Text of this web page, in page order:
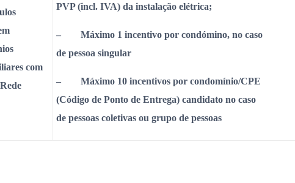
com
PVP (incl. IVA) da instalação elétrica;
– Máximo 1 incentivo por condómino, no caso
de pessoa singular
– Máximo 10 incentivos por condomínio/CPE
(Código de Ponto de Entrega) candidato no caso
de pessoas coletivas ou grupo de pessoas